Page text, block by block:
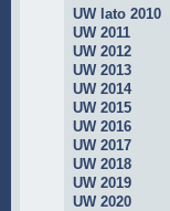
UW lato 2010
UW 2011
UW 2012
UW 2013
UW 2014
UW 2015
UW 2016
UW 2017
UW 2018
UW 2019
UW 2020